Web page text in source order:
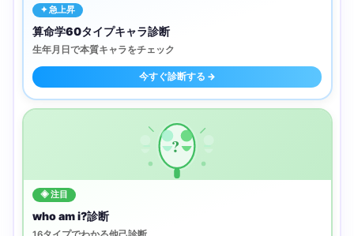
✦ 急上昇
算命学60タイプキャラ診断
生年月日で本質キャラをチェック
今すぐ診断する →
?
◈ 注目
who am i?診断